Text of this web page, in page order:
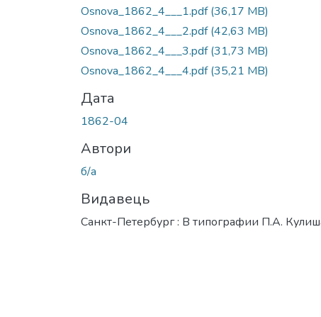
Osnova_1862_4___1.pdf(36,17 MB)
Osnova_1862_4___2.pdf(42,63 MB)
Osnova_1862_4___3.pdf(31,73 MB)
Osnova_1862_4___4.pdf(35,21 MB)
Дата
1862-04
Автори
б/а
Видавець
Санкт-Петербург : В типографии П.А.